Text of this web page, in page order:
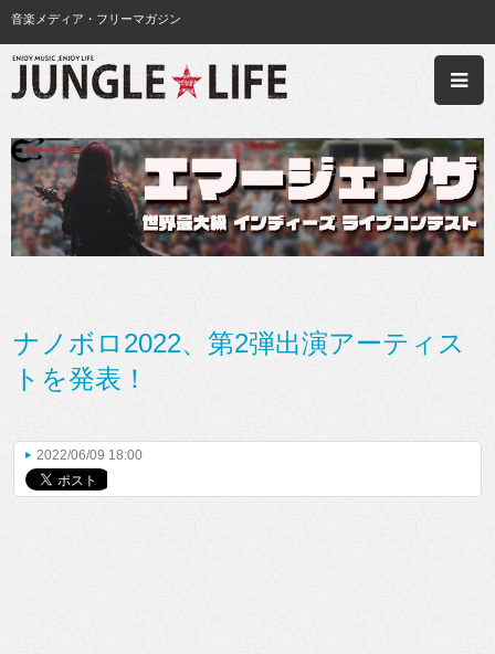
音楽メディア・フリーマガジン
ナノボロ2022、第2弾出演アーティス
トを発表！
2022/06/09 18:00